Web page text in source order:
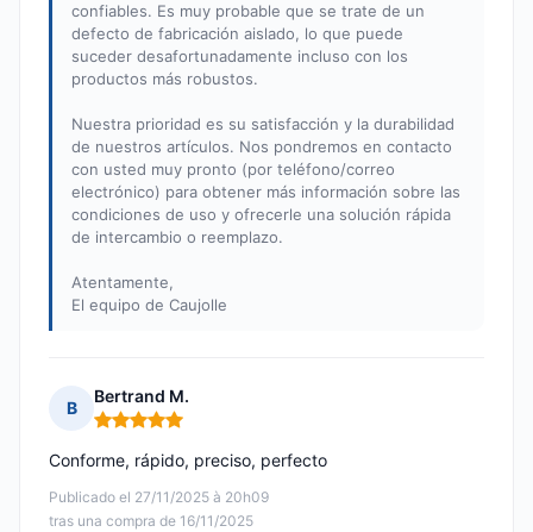
confiables. Es muy probable que se trate de un
defecto de fabricación aislado, lo que puede
suceder desafortunadamente incluso con los
productos más robustos.
Nuestra prioridad es su satisfacción y la durabilidad
de nuestros artículos. Nos pondremos en contacto
con usted muy pronto (por teléfono/correo
electrónico) para obtener más información sobre las
condiciones de uso y ofrecerle una solución rápida
de intercambio o reemplazo.
Atentamente,
El equipo de Caujolle
B
Bertrand M.
Nota: 5 de 5
Publicado el 27/11/2025 à 20h09
tras una compra de 16/11/2025
Conforme, rápido, preciso, perfecto